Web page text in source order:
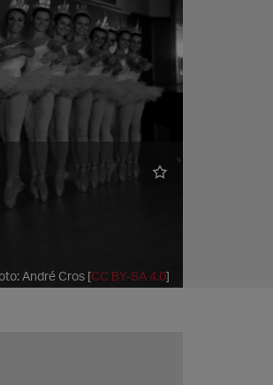
André Cros [CC BY-SA 4.0]